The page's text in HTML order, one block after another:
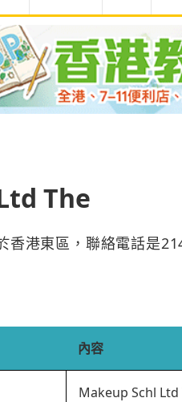
The
港東區，聯絡電話是
內容
Makeup Schl Ltd